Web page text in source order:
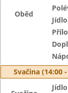
Oběd
Jídlo
Svačina (14:00
Jídlo